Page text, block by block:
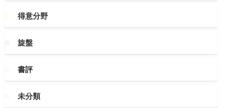
得意分野
旋盤
書評
未分類